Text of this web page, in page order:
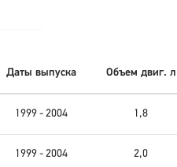
Даты выпуска Объем двиг. л
1999 - 2004 1,8
1999 - 2004 2,0